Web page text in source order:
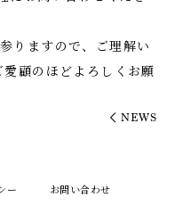
りますので、ご理解い
顧のほどよろしくお願
NEWS
ー お問い合わせ